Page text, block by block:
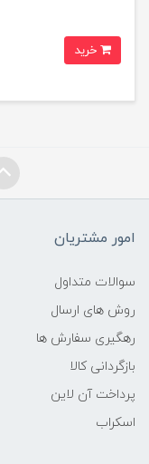
امور مشتریان
سوالات متداول
روش های ارسال
رهگیری سفارش ها
بازگردانی کالا
پرداخت آن لاین
اسکراب